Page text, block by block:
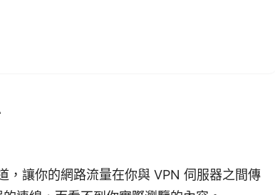
，讓你的網路流量在你與 VPN 伺服器之間傳